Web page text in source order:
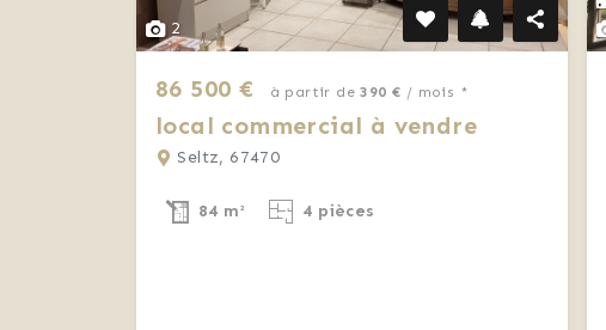
2
86 500 € à partir de390 € / mois *
local commercial à vendre
Seltz, 67470
84 m² 4 pièces